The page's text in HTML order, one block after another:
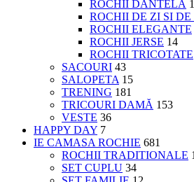
ROCHII DANTELĂ 1
ROCHII DE ZI SI DE
ROCHII ELEGANTE
ROCHII JERSE 14
ROCHII TRICOTATE
SACOURI 43
SALOPETA 15
TRENING 181
TRICOURI DAMĂ 153
VESTE 36
HAPPY DAY 7
IE CAMASA ROCHIE 681
ROCHII TRADITIONALE
SET CUPLU 34